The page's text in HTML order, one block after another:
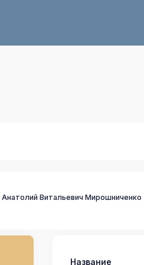
Анатолий Витальевич Мирошниченко
Название